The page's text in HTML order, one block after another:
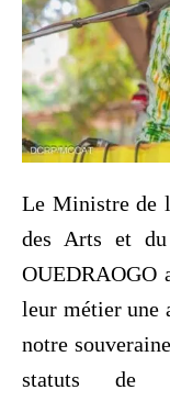
Le Ministre de
des Arts et du
OUEDRAOGO
leur métier une
notre
statuts de